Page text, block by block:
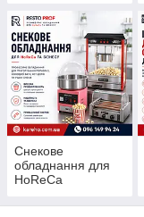
Снекове
обладнання для
HoReCa